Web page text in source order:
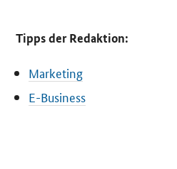
Tipps der Redaktion:
Marketing
E-Business